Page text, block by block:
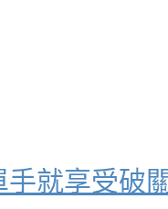
就享受破